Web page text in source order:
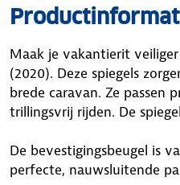
Maak je vakantierit
(2020). Deze spiegels
brede caravan. Ze passen
trillingsvrij rijden. De
De bevestigingsbeugel is
perfecte, nauwsluitende